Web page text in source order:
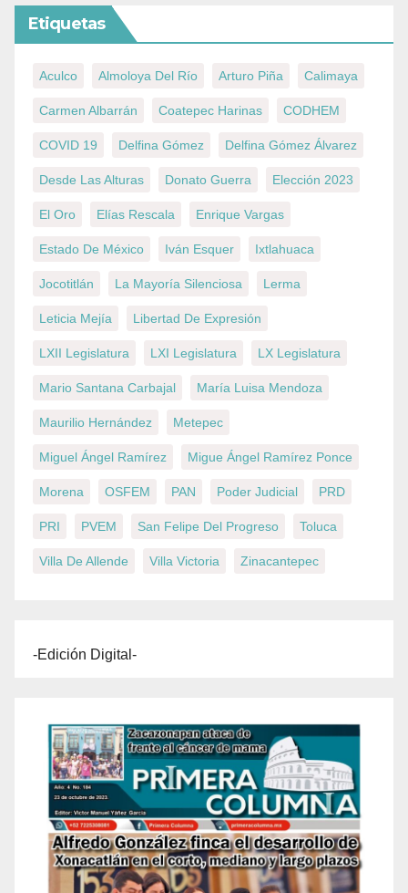
Etiquetas
Aculco Almoloya Del Río Arturo Piña Calimaya
Carmen Albarrán Coatepec Harinas CODHEM
COVID 19 Delfina Gómez Delfina Gómez Álvarez
Desde Las Alturas Donato Guerra Elección 2023
El Oro Elías Rescala Enrique Vargas
Estado De México Iván Esquer Ixtlahuaca
Jocotitlán La Mayoría Silenciosa Lerma
Leticia Mejía Libertad De Expresión
LXII Legislatura LXI Legislatura LX Legislatura
Mario Santana Carbajal María Luisa Mendoza
Maurilio Hernández Metepec
Miguel Ángel Ramírez Migue Ángel Ramírez Ponce
Morena OSFEM PAN Poder Judicial PRD
PRI PVEM San Felipe Del Progreso Toluca
Villa De Allende Villa Victoria Zinacantepec
-Edición Digital-